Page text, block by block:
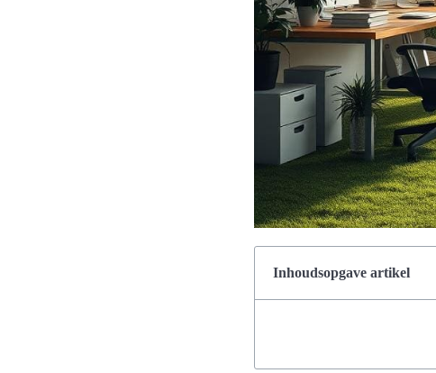
Inhoudsopgave artikel